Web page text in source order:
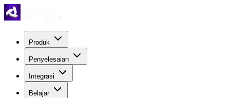
Produk
Penyelesaian
Integrasi
Belajar